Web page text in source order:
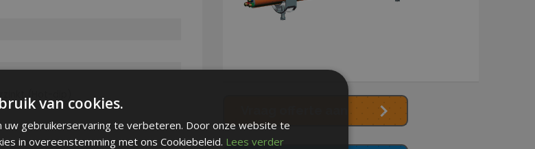
(Hot-dip)
van cookies.
uw gebruikerservaring te verbeteren. Door onze website te
in overeenstemming met ons Cookiebeleid. Lees verder